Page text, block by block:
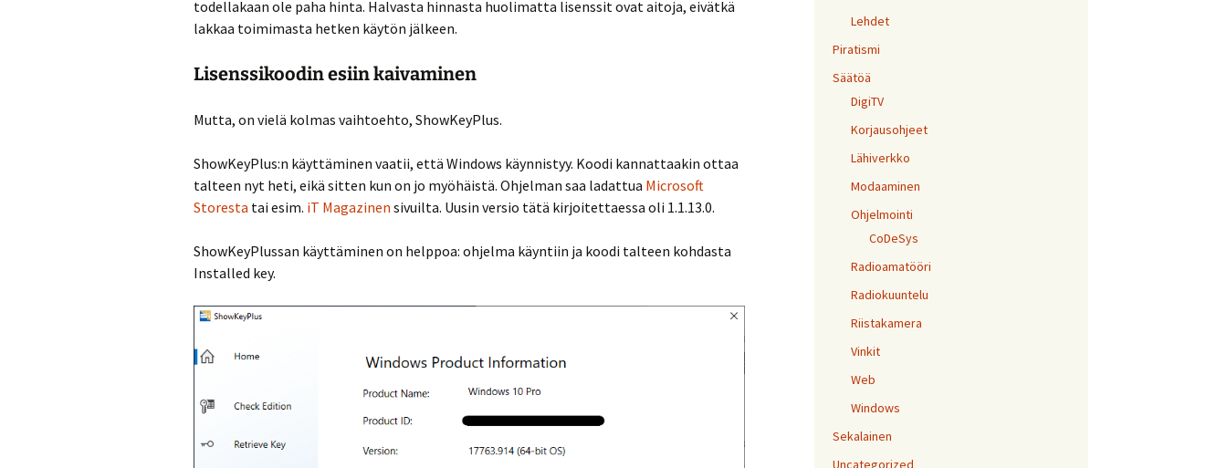
todellakaan ole paha hinta. Halvasta hinnasta huolimatta lisenssit ovat aitoja, eivätkä
lakkaa toimimasta hetken käytön jälkeen.
Lisenssikoodin esiin kaivaminen
Mutta, on vielä kolmas vaihtoehto, ShowKeyPlus.
ShowKeyPlus:n käyttäminen vaatii, että Windows käynnistyy. Koodi kannattaakin ottaa
talteen nyt heti, eikä sitten kun on jo myöhäistä. Ohjelman saa ladattua Microsoft
Storesta tai esim. iT Magazinen sivuilta. Uusin versio tätä kirjoitettaessa oli 1.1.13.0.
ShowKeyPlussan käyttäminen on helppoa: ohjelma käyntiin ja koodi talteen kohdasta
Installed key.
Lehdet
Piratismi
Säätöä
DigiTV
Korjausohjeet
Lähiverkko
Modaaminen
Ohjelmointi
CoDeSys
Radioamatööri
Radiokuuntelu
Riistakamera
Vinkit
Web
Windows
Sekalainen
Uncategorized